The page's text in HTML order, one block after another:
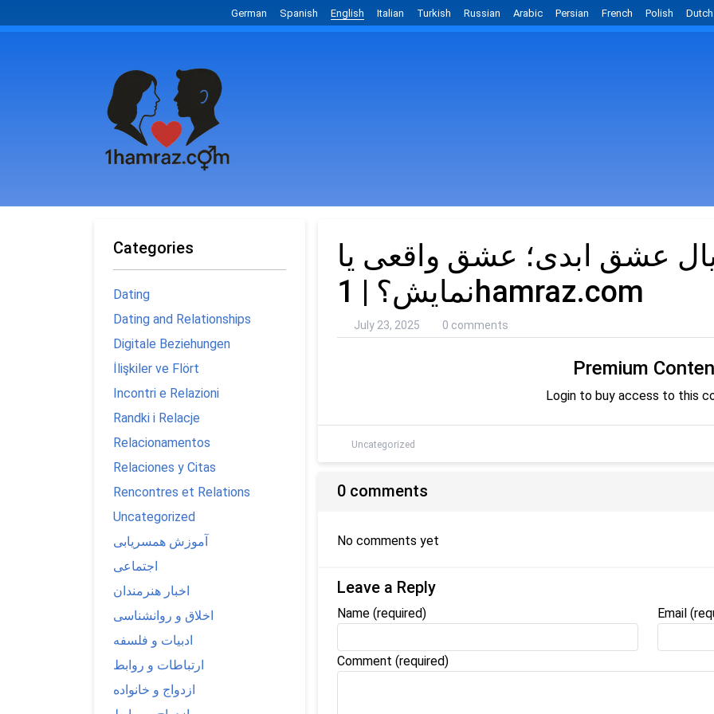
German Spanish English Italian Turkish Russian Arabic Persian French Polish Dutch
عشق ابدی؛ عشق واقعی یا
نمایش؟ | 1hamraz.com
July 23, 2025 0 comments
Premium
Login to buy access to this
Uncategorized
0 comments
No comments yet
Leave a Reply
Name (required) Email
Comment (required)
Categories
Dating
Dating and Relationships
Digitale Beziehungen
İlişkiler ve Flört
Incontri e Relazioni
Randki i Relacje
Relacionamentos
Relaciones y Citas
Rencontres et Relations
Uncategorized
آموزش همسریابی
اجتماعی
اخبار هنرمندان
اخلاق و روانشناسی
ادبیات و فلسفه
ارتباطات و روابط
ازدواج و خانواده